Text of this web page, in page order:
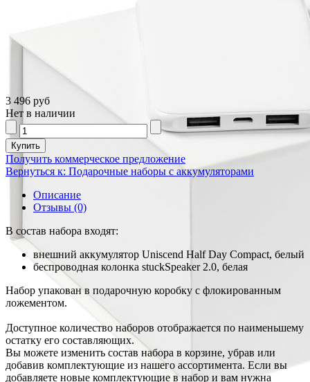
3 496 руб
Нет в наличии
Получить коммерческое предложение
Вернуться к: Подарочные наборы с аккумуляторами
Описание
Отзывы (0)
В состав набора входят:
внешний аккумулятор Uniscend Half Day Compact, белый
беспроводная колонка stuckSpeaker 2.0, белая
Набор упакован в подарочную коробку с флокированным
ложементом.
Доступное количество наборов отображается по наименьшему
остатку его составляющих.
Вы можете изменить состав набора в корзине, убрав или
добавив комплектующие из нашего ассортимента. Если вы
добавляете новые комплектующие в набор и вам нужна